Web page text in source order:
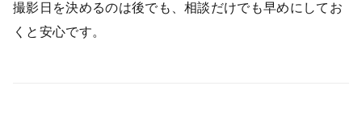
撮影日を決めるのは後でも、相談だけでも早めにしてお
くと安心です。